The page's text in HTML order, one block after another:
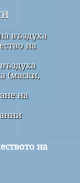
въздуха
на
(маски,
на
на